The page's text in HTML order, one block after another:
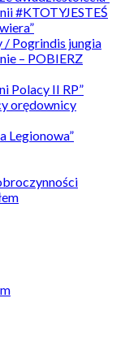
#KTOTYJESTEŚ
/ Pogrindis jungia
– POBIERZ
Polacy II RP”
orędownicy
Legionowa”